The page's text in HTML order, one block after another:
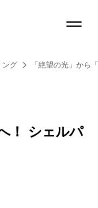
ング 「絶望の光」から
！ シェルパ